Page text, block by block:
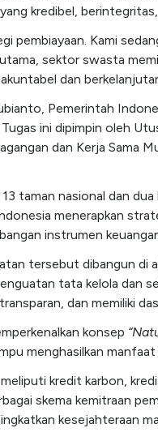
kredibel,
pembiayaan. Kami
sektor swasta
dan
Pemerintah
ini dipimpin oleh
dan Kerja Sama
taman nasional dan
menerapkan
instrumen
tersebut dibangun
tata kelola dan
dan memiliki
konsep
menghasilkan
kredit karbon,
skema kemitraan
kesejahteraan